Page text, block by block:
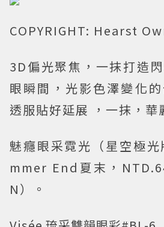
COPYRIGHT: Hearst
3D偏光聚焦，一抹打造
眼瞬間，光影色澤變化
透服貼好延展 ，一抹，華
魅癮眼采霓光（星空極
mmer End夏末，
N）。